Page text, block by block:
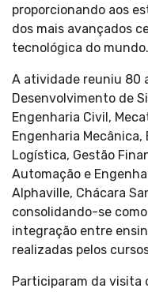
proporcionando aos
dos mais avançados
tecnológica do mundo.
A atividade reuniu 80
Desenvolvimento de
Engenharia Civil,
Engenharia
Logística, Gestão
Automação e
Alphaville, Chácara
consolidando-se
integração entre
realizadas pelos
Participaram da visita